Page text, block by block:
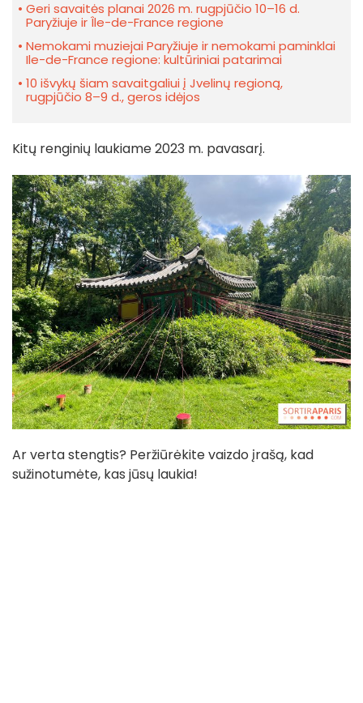
Geri savaitės planai 2026 m. rugpjūčio 10–16 d.
Paryžiuje ir Île-de-France regione
Nemokami muziejai Paryžiuje ir nemokami paminklai
Ile-de-France regione: kultūriniai patarimai
10 išvykų šiam savaitgaliui į Jvelinų regioną,
rugpjūčio 8–9 d., geros idėjos
Kitų renginių laukiame 2023 m. pavasarį.
Ar verta stengtis? Peržiūrėkite vaizdo įrašą, kad
sužinotumėte, kas jūsų laukia!